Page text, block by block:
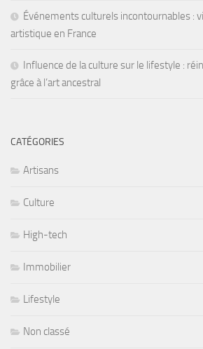
Événements culturels incontournables :
artistique en France
Influence de la culture sur le lifestyle :
grâce à l’art ancestral
CATÉGORIES
Artisans
Culture
High-tech
Immobilier
Lifestyle
Non classé